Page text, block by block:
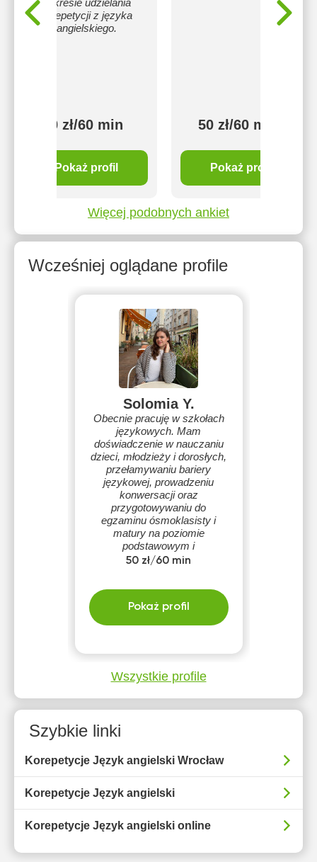
zakresie udzielania
korepetycji z języka
angielskiego.
50 zł/60 min
Pokaż profil
50 zł/60 min
Pokaż profil
Więcej podobnych ankiet
Wcześniej oglądane profile
Solomia Y.
Obecnie pracuję w szkołach
językowych. Mam
doświadczenie w nauczaniu
dzieci, młodzieży i dorosłych,
przełamywaniu bariery
językowej, prowadzeniu
konwersacji oraz
przygotowywaniu do
egzaminu ósmoklasisty i
matury na poziomie
podstawowym i
rozszerzonym.
50 zł/60 min
Pokaż profil
Wszystkie profile
Szybkie linki
Korepetycje Język angielski Wrocław
Korepetycje Język angielski
Korepetycje Język angielski online